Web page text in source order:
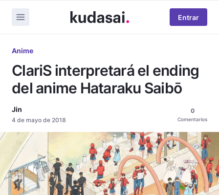
Entrar
Anime
ClariS interpretará el ending
del anime Hataraku Saibō
Jin
4 de mayo de 2018
0
Comentarios